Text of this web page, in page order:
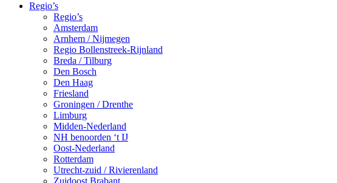
Regio’s
Regio’s
Amsterdam
Arnhem / Nijmegen
Regio Bollenstreek-Rijnland
Breda / Tilburg
Den Bosch
Den Haag
Friesland
Groningen / Drenthe
Limburg
Midden-Nederland
NH benoorden ‘t IJ
Oost-Nederland
Rotterdam
Utrecht-zuid / Rivierenland
Zuidoost Brabant